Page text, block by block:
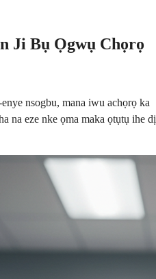
Ji Bụ Ọgwụ Chọrọ
nsogbu, mana iwu achọrọ ka
na eze nke ọma maka ọtụtụ ihe dị